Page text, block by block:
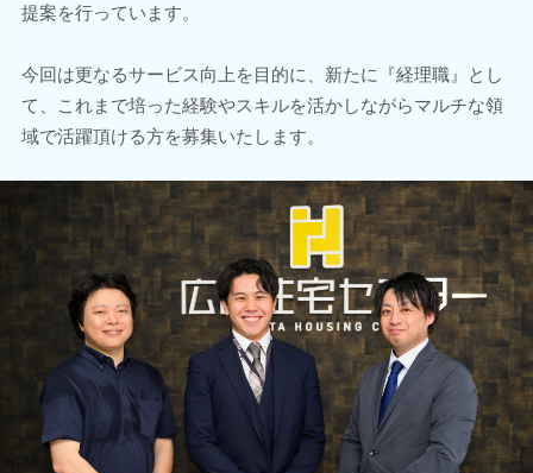
提案を行っています。
今回は更なるサービス向上を目的に、新たに『経理職』とし
て、これまで培った経験やスキルを活かしながらマルチな領
域で活躍頂ける方を募集いたします。